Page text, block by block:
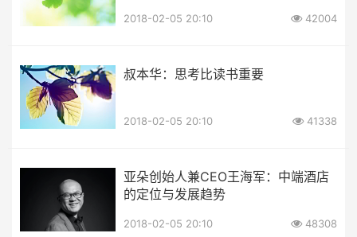
2018-02-05 20:10 42004
叔本华：思考比读书重要
2018-02-05 20:10 41338
亚朵创始人兼CEO王海军：中端酒店
的定位与发展趋势
2018-02-05 20:10 48308